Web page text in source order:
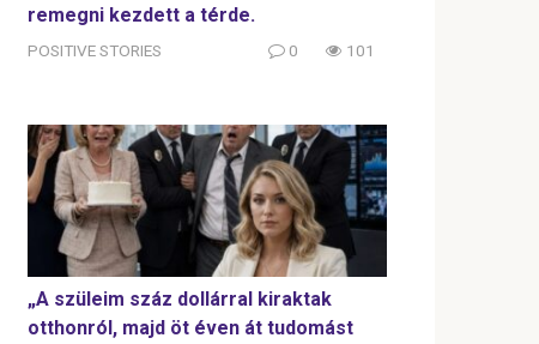
remegni kezdett a térde.
POSITIVE STORIES 0 101
„A szüleim száz dollárral kiraktak
otthonról, majd öt éven át tudomást